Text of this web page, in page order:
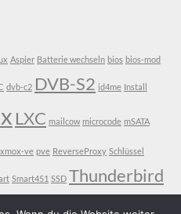
Aspier Batterie wechseln bios bios-mod
dvb-c2 DVB-S2 id4me Install
LXC mailcow microcode mSATA
ve pve ReverseProxy Schlüssel
Smart451 SSD Thunderbird